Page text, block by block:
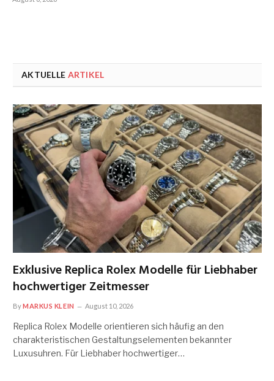
AKTUELLE ARTIKEL
Exklusive Replica Rolex Modelle für Liebhaber
hochwertiger Zeitmesser
ByMARKUS KLEIN August 10, 2026
Replica Rolex Modelle orientieren sich häufig an den
charakteristischen Gestaltungselementen bekannter
Luxusuhren. Für Liebhaber hochwertiger…